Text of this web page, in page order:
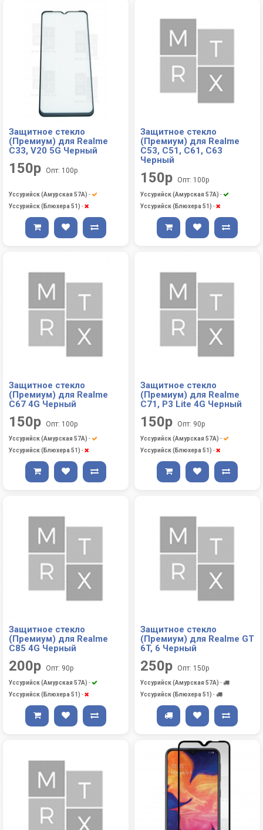
Защитное стекло
(Премиум) для Realme
C33, V20 5G Черный
150р Опт: 100р
Уссурийск (Амурская 57А) -
Уссурийск (Блюхера 51) -
Защитное стекло
(Премиум) для Realme
C53, C51, C61, C63
Черный
150р Опт: 100р
Уссурийск (Амурская 57А) -
Уссурийск (Блюхера 51) -
Защитное стекло
(Премиум) для Realme
C67 4G Черный
150р Опт: 100р
Уссурийск (Амурская 57А) -
Уссурийск (Блюхера 51) -
Защитное стекло
(Премиум) для Realme
C71, P3 Lite 4G Черный
150р Опт: 90р
Уссурийск (Амурская 57А) -
Уссурийск (Блюхера 51) -
Защитное стекло
(Премиум) для Realme
C85 4G Черный
200р Опт: 90р
Уссурийск (Амурская 57А) -
Уссурийск (Блюхера 51) -
Защитное стекло
(Премиум) для Realme GT
6T, 6 Черный
250р Опт: 150р
Уссурийск (Амурская 57А) -
Уссурийск (Блюхера 51) -